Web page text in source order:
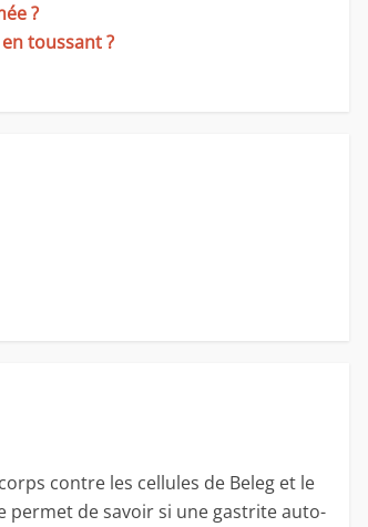
?
toussant ?
contre les cellules de Beleg et le
de savoir si une gastrite auto-